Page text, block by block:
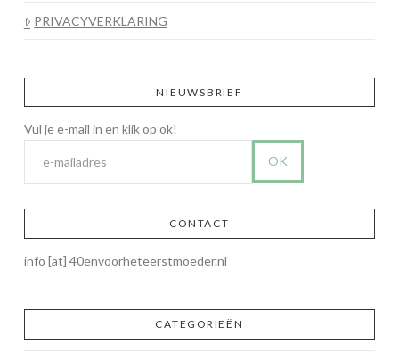
PRIVACYVERKLARING
NIEUWSBRIEF
CONTACT
info [at] 40envoorheteerstmoeder.nl
CATEGORIEËN